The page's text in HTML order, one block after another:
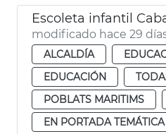
modificado hace 29
ALCALDÍA
EDUCACIÓN
POBLATS MARITIMS
EN PORTADA TEMÁTICA